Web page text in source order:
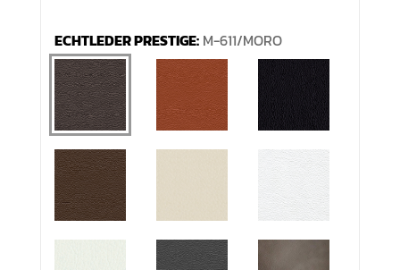
ECHTLEDER PRESTIGE: M-611/MORO